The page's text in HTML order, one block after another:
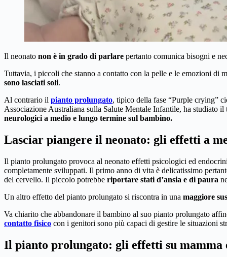
Il neonato non è in grado di parlare pertanto comunica bisogni e
Tuttavia, i piccoli che stanno a contatto con la pelle e le emozioni di
sono lasciati soli.
Al contrario il pianto prolungato, tipico della fase “Purple crying”
Associazione Australiana sulla Salute Mentale Infantile, ha studiato
neurologici a medio e lungo termine sul bambino.
Lasciar piangere il neonato: gli effetti a
Il pianto prolungato provoca al neonato effetti psicologici ed
completamente sviluppati. Il primo anno di vita è delicatissimo
del cervello. Il piccolo potrebbe riportare stati d’ansia e di paura
Un altro effetto del pianto prolungato si riscontra in una maggiore
Va chiarito che abbandonare il bambino al suo pianto prolungato
contatto fisico con i genitori sono più capaci di gestire le situazioni
Il pianto prolungato: gli effetti su mamma